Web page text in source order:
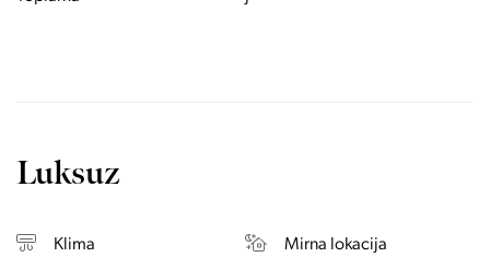
Luksuz
Klima Mirna lokacija